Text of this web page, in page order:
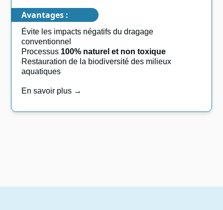
Avantages :
Évite les impacts négatifs du dragage
conventionnel
Processus 100% naturel et non toxique
Restauration de la biodiversité des milieux
aquatiques
En savoir plus →